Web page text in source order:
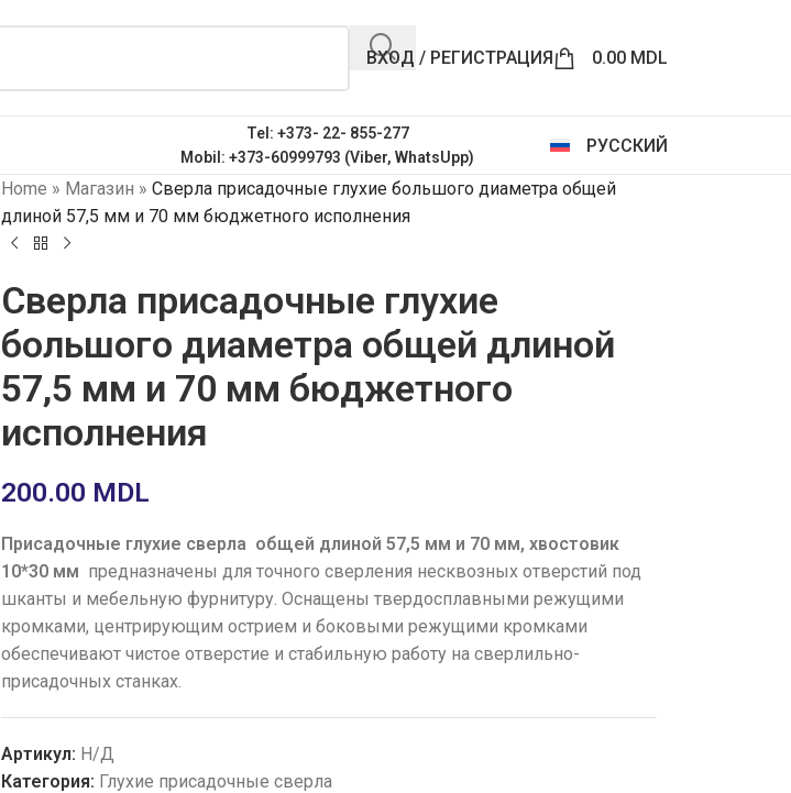
ВХОД / РЕГИСТРАЦИЯ 0.00 MDL
Tel: +373- 22- 855-277
Mobil: +373-60999793 (Viber, WhatsUpp)
РУССКИЙ
Home » Магазин » Сверла присадочные глухие большого диаметра общей
длиной 57,5 мм и 70 мм бюджетного исполнения
Сверла присадочные глухие
большого диаметра общей длиной
57,5 мм и 70 мм бюджетного
исполнения
200.00 MDL
Присадочные глухие сверла общей длиной 57,5 мм и 70 мм, хвостовик
10*30 мм предназначены для точного сверления несквозных отверстий под
шканты и мебельную фурнитуру. Оснащены твердосплавными режущими
кромками, центрирующим острием и боковыми режущими кромками
обеспечивают чистое отверстие и стабильную работу на сверлильно-
присадочных станках.
Артикул: Н/Д
Категория: Глухие присадочные сверла